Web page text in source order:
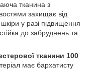
тканина з
захищає від
у разі підвищення
до забруднень та
тканини 100
має бархатисту